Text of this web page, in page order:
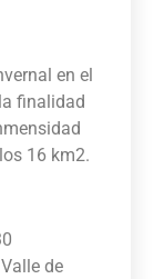
en el
finalidad
16 km2.
de